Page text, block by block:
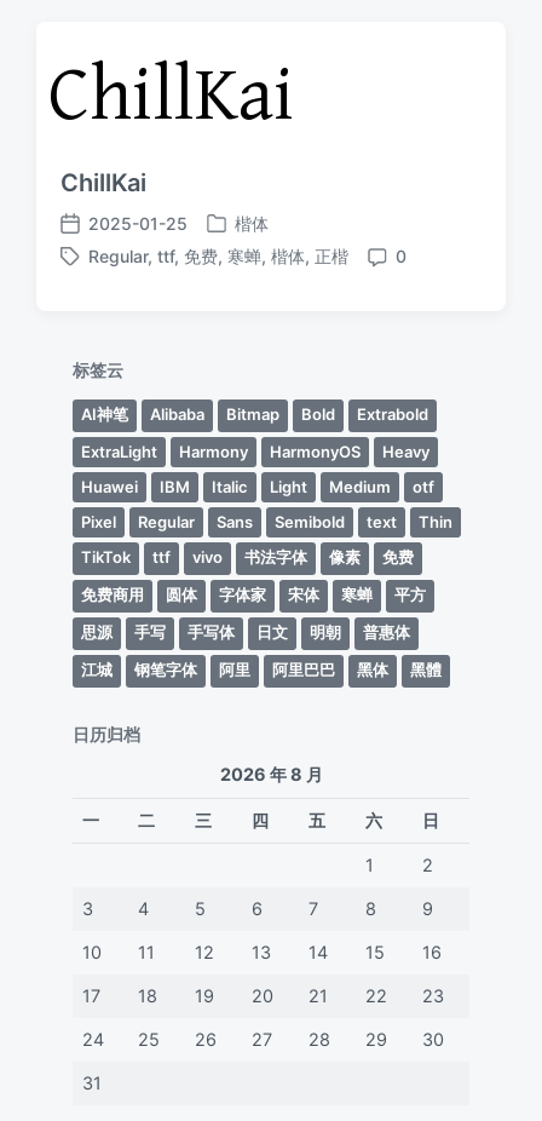
ChillKai
发
布
2025-01-25
发
布
楷体
标
Regular, ttf, 免费, 寒蝉, 楷体, 正楷
评
0
标签云
AI神笔 Alibaba Bitmap Bold
Extrabold
ExtraLight
Harmony HarmonyOS
Heavy
Huawei
IBM Italic Light Medium
otf
Pixel
Regular Sans Semibold text
Thin
TikTok
ttf vivo 书法字体 像素
免费
免费商用
圆体 字体家 宋体 寒蝉
平方
思源
手写 手写体 日文 明朝
普惠体
江城
钢笔字体 阿里 阿里巴巴 黑体 黑體
日历归档
2026 年 8 月
一 二 三 四 五 六 日
1 2
3 4 5 6 7 8 9
10 11 12 13 14 15 16
17 18 19 20 21 22 23
24 25 26 27 28 29 30
31